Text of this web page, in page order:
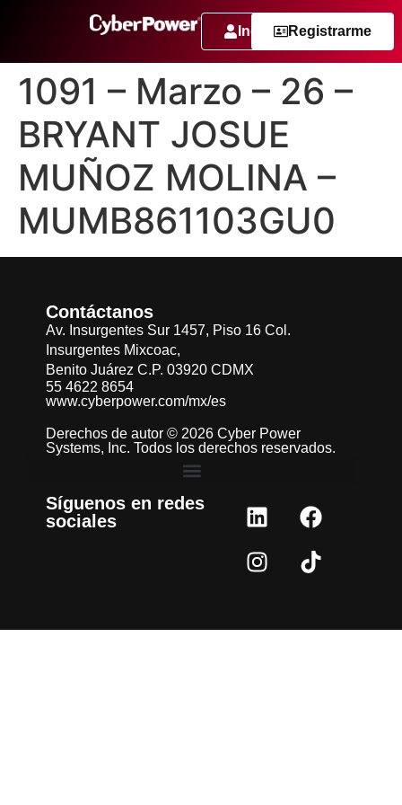
IngresarRegistrarme
1091 – Marzo – 26 –
BRYANT JOSUE
MUÑOZ MOLINA –
MUMB861103GU0
Contáctanos
Av. Insurgentes Sur 1457, Piso 16 Col.
Insurgentes Mixcoac,
Benito Juárez C.P. 03920 CDMX
55 4622 8654
www.cyberpower.com/mx/es
Derechos de autor © 2026 Cyber Power
Systems, Inc. Todos los derechos reservados.
Síguenos en redes
sociales